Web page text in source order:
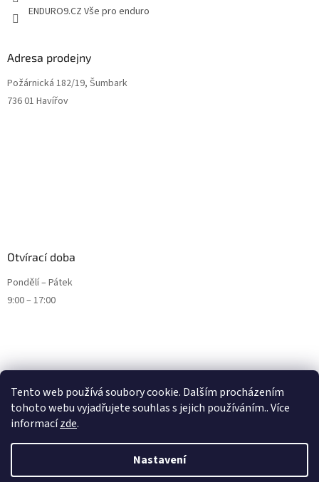
Tento web používá soubory cookie. Dalším procházením
tohoto webu vyjadřujete souhlas s jejich používáním.. Více
informacízde.
Nastavení
ENDURO9.CZ Vše pro enduro
Adresa prodejny
Požárnická 182/19, Šumbark
736 01 Havířov
Otvírací doba
Pondělí – Pátek
9:00 – 17:00
Vytvořil Shoptet